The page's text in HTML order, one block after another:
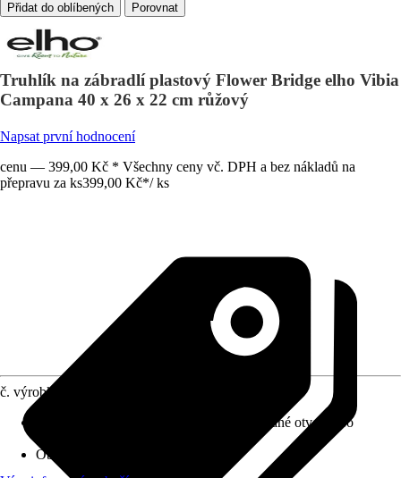
Porovnat
Truhlík na zábradlí plastový Flower Bridge elho Vibia
Campana 40 x 26 x 22 cm růžový
Napsat první hodnocení
cenu — 399,00 Kč * Všechny ceny vč. DPH a bez nákladů na
přepravu za ks399,00 Kč*/ ks
č. výrobku
Volitelně k dostání (předvrtané otvory pro
Oblast využití